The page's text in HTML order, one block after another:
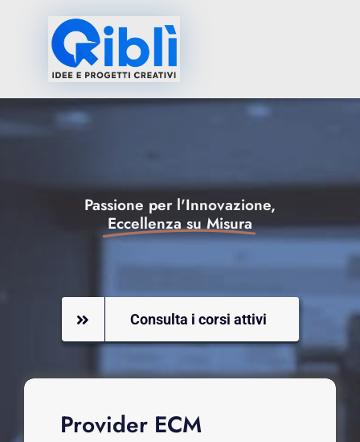
contenuto
Home
Passione per l'Innovazione,
Eccellenza su Misura
Consulta i corsi attivi
Provider ECM